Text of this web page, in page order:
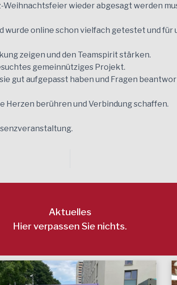
Weihnachtsfeier wieder abgesagt werden
wurde online schon vielfach getestet und
zeigen und den Teamspirit stärken.
gemeinnütziges Projekt.
gut aufgepasst haben und Fragen
Herzen berühren und Verbindung schaffen.
Aktuelles
Hier verpassen Sie nichts.